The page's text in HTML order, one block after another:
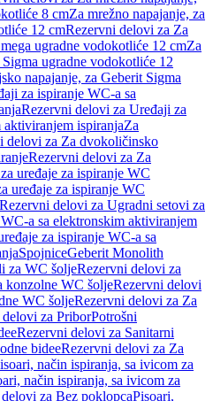
8 cmZa mrežno napajanje, za
12 cmRezervni delovi za Za
ugradne vodokotliće 12 cmZa
ugradne vodokotliće 12
napajanje, za Geberit Sigma
za ispiranje WC-a sa
Rezervni delovi za Uređaji za
aktiviranjem ispiranjaZa
delovi za Za dvokoličinsko
Rezervni delovi za Za
uređaje za ispiranje WC
uređaje za ispiranje WC
Rezervni delovi za Ugradni setovi za
a sa elektronskim aktiviranjem
za ispiranje WC-a sa
SpojniceGeberit Monolith
za WC šoljeRezervni delovi za
konzolne WC šoljeRezervni delovi
WC šoljeRezervni delovi za Za
za PriborPotrošni
Rezervni delovi za Sanitarni
bideeRezervni delovi za Za
način ispiranja, sa ivicom za
način ispiranja, sa ivicom za
za Bez poklopcaPisoari,